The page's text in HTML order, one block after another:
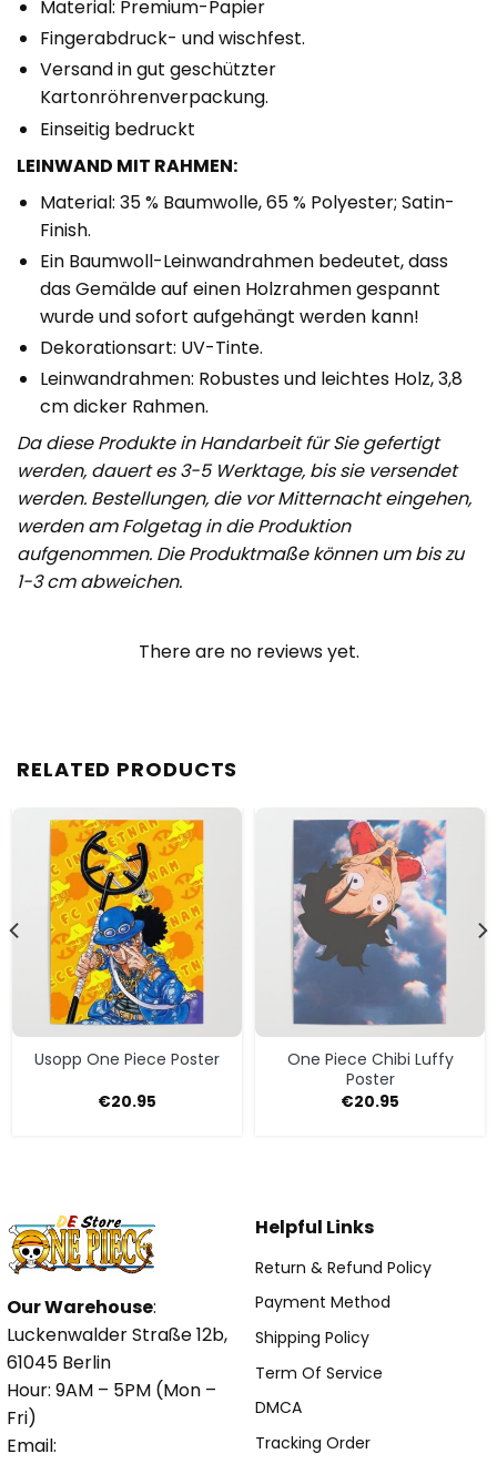
Material: Premium-Papier
Fingerabdruck- und wischfest.
Versand in gut geschützter
Kartonröhrenverpackung.
Einseitig bedruckt
LEINWAND MIT RAHMEN:
Material: 35 % Baumwolle, 65 % Polyester; Satin-
Finish.
Ein Baumwoll-Leinwandrahmen bedeutet, dass
das Gemälde auf einen Holzrahmen gespannt
wurde und sofort aufgehängt werden kann!
Dekorationsart: UV-Tinte.
Leinwandrahmen: Robustes und leichtes Holz, 3,8
cm dicker Rahmen.
Da diese Produkte in Handarbeit für Sie gefertigt
werden, dauert es 3-5 Werktage, bis sie versendet
werden. Bestellungen, die vor Mitternacht eingehen,
werden am Folgetag in die Produktion
aufgenommen. Die Produktmaße können um bis zu
1-3 cm abweichen.
There are no reviews yet.
RELATED PRODUCTS
Usopp One Piece Poster
€20.95
One Piece Chibi Luffy
Poster
€20.95
Our Warehouse:
Luckenwalder Straße 12b,
61045 Berlin
Hour: 9AM – 5PM (Mon –
Fri)
Email:
Helpful Links
Return & Refund Policy
Payment Method
Shipping Policy
Term Of Service
DMCA
Tracking Order